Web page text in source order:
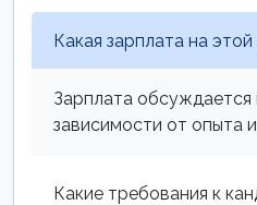
Какая зарплата на
Зарплата
зависимости от опыта
Какие требования к